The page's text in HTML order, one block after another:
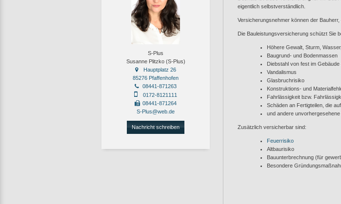
S-Plus
Susanne Plitzko (S-Plus)
Hauptplatz 26
85276 Pfaffenhofen
08441-871263
0172-8121111
08441-871264
S-Plus@web.de
Nachricht schreiben
eigentlich selbstverständlich.
Versicherungsnehmer können der
Die Bauleistungsversicherung schützt Sie
Höhere Gewalt, Sturm, Wasser,
Baugrund- und Bodenmassen
Diebstahl von fest im Gebäude
Vandalismus
Glasbruchrisiko
Konstruktions- und
Fahrlässigkeit bzw.
Schäden an Fertigteilen, die
und andere
Zusätzlich versicherbar sind:
Feuerrisiko
Altbaurisiko
Bauunterbrechnung (für
Besondere